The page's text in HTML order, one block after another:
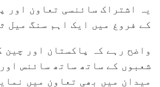
یہ اشتراک سائنسی تعاون اور
کے فروغ میں ایک اہم سنگ میل
واضح رہے کہ پاکستان اور چین
شعبوں کے ساتھ ساتھ سائنس
میدان میں بھی تعاون میں